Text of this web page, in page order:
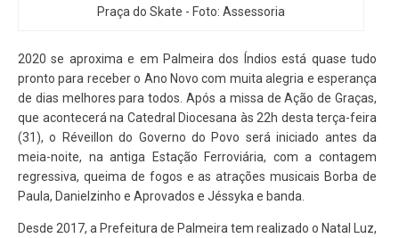
Praça do Skate - Foto: Assessoria
2020 se aproxima e em Palmeira dos Índios está quase tudo
pronto para receber o Ano Novo com muita alegria e esperança
de dias melhores para todos. Após a missa de Ação de Graças,
que acontecerá na Catedral Diocesana às 22h desta terça-feira
(31), o Réveillon do Governo do Povo será iniciado antes da
meia-noite, na antiga Estação Ferroviária, com a contagem
regressiva, queima de fogos e as atrações musicais Borba de
Paula, Danielzinho e Aprovados e Jéssyka e banda.
Desde 2017, a Prefeitura de Palmeira tem realizado o Natal Luz,